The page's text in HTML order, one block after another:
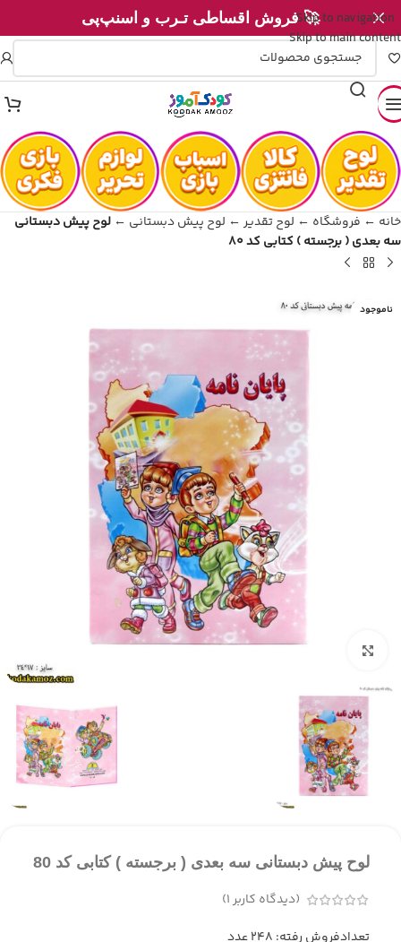
Skip to navigation
Skip to main content
🚀 فروش اقساطی تـرب و اسنپ‌پی
خانه ← فروشگاه ← لوح تقدیر ← لوح پیش دبستانی ← لوح پیش دبستانی
سه بعدی ( برجسته ) کتابی کد 80
ناموجود
بزرگنمایی تصویر
لوح پیش دبستانی سه بعدی ( برجسته ) کتابی کد 80
(دیدگاه کاربر1
)
تعدادفروش رفته: 248 عدد